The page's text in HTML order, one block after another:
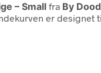
– Small fra By
er